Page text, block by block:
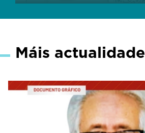
Máis actualidade